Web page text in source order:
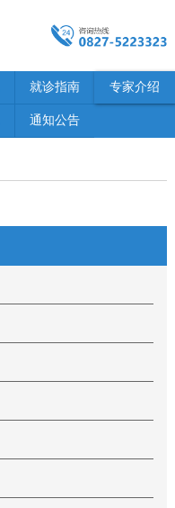
就诊指南 专家介绍
通知公告